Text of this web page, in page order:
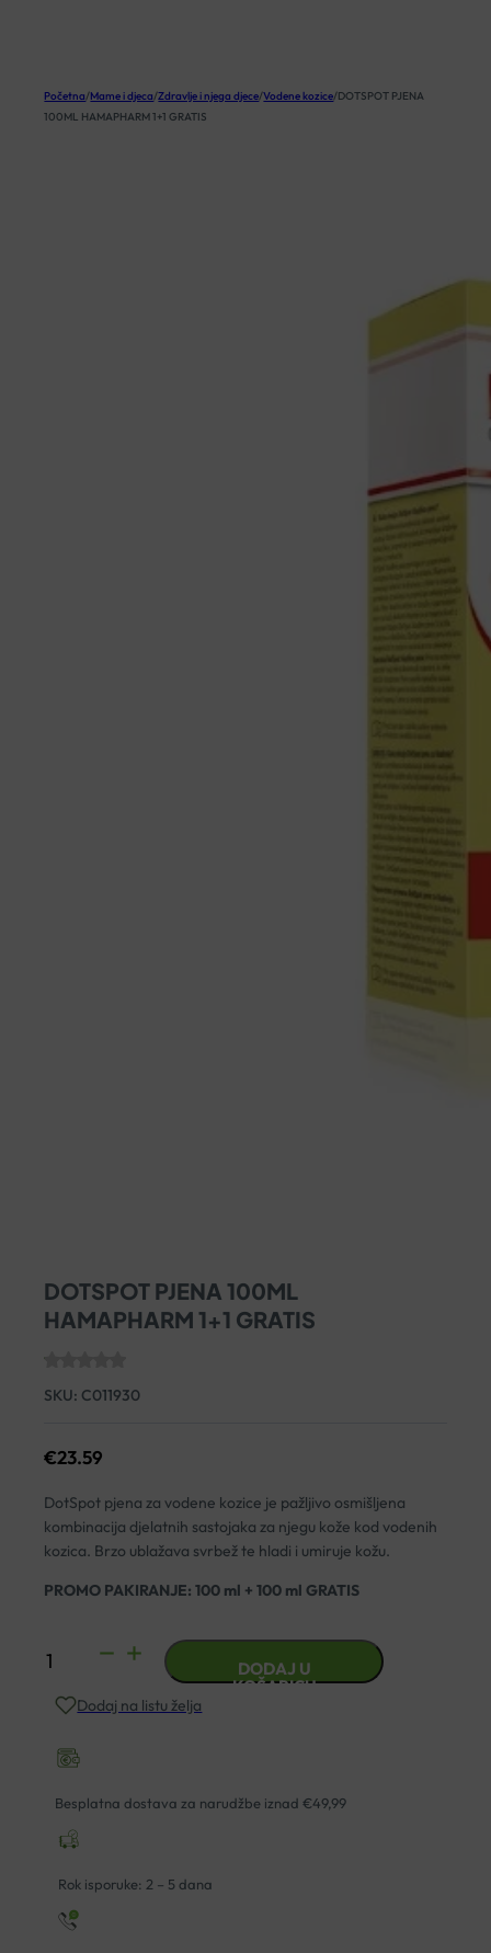
Početna/Mame i djeca/Zdravlje i njega djece/Vodene kozice/DOTSPOT PJENA
100ML HAMAPHARM 1+1 GRATIS
DOTSPOT PJENA 100ML
HAMAPHARM 1+1 GRATIS
SKU: C011930
€23.59
DotSpot pjena za vodene kozice je pažljivo osmišljena
kombinacija djelatnih sastojaka za njegu kože kod vodenih
kozica. Brzo ublažava svrbež te hladi i umiruje kožu.
PROMO PAKIRANJE: 100 ml + 100 ml GRATIS
DOTSPOT
100ML
1+1
GRATIS
DODAJ U
KOŠARICU
Dodaj na listu želja
Besplatna dostava za narudžbe iznad €49,99
Rok isporuke: 2 – 5 dana